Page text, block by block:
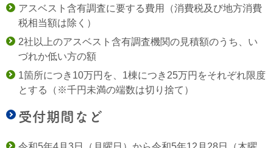
アスベスト含有調査に要する費用（消費税及び地方消費
税相当額は除く）
2社以上のアスベスト含有調査機関の見積額のうち、い
づれか低い方の額
1箇所につき10万円を、1棟につき25万円をそれぞれ限度
とする（※千円未満の端数は切り捨て）
受付期間など